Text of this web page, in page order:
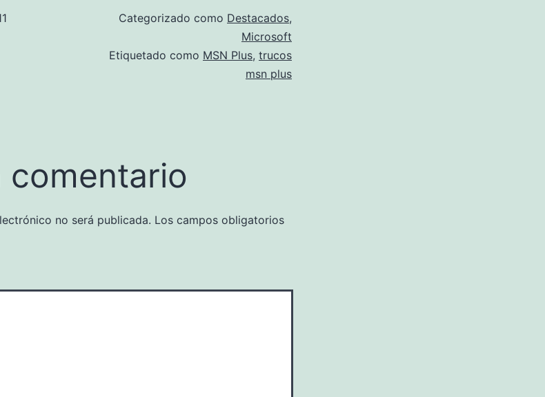
Categorizado como Destacados,
Microsoft
Etiquetado como MSN Plus, trucos
msn plus
comentario
no será publicada. Los campos obligatorios